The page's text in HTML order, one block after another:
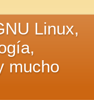
Linux,
mucho